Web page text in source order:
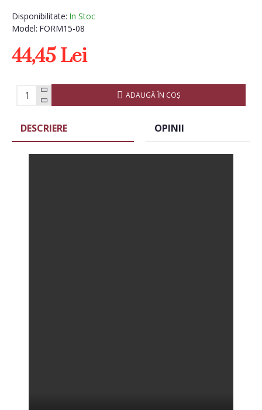
Disponibilitate: In Stoc
Model: FORM15-08
44,45 Lei
ADAUGĂ ÎN COŞ
DESCRIERE OPINII